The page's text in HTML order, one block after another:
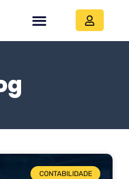
CONTABILIDADE